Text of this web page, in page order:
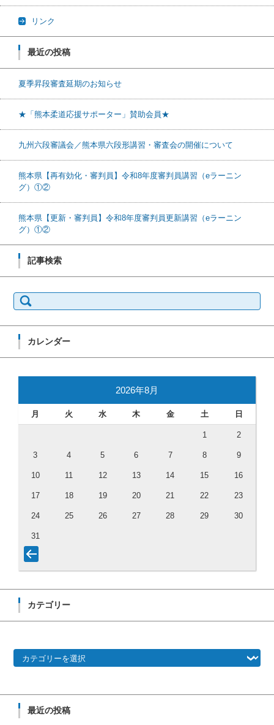
リンク
最近の投稿
夏季昇段審査延期のお知らせ
★「熊本柔道応援サポーター」賛助会員★
九州六段審議会／熊本県六段形講習・審査会の開催について
熊本県【再有効化・審判員】令和8年度審判員講習（eラーニン
グ）①②
熊本県【更新・審判員】令和8年度審判員更新講習（eラーニン
グ）①②
記事検索
検索:
カレンダー
2026年8月
月 火 水 木 金 土 日
1 2
3 4 5 6 7 8 9
10 11 12 13 14 15 16
17 18 19 20 21 22 23
24 25 26 27 28 29 30
31
カテゴリー
最近の投稿